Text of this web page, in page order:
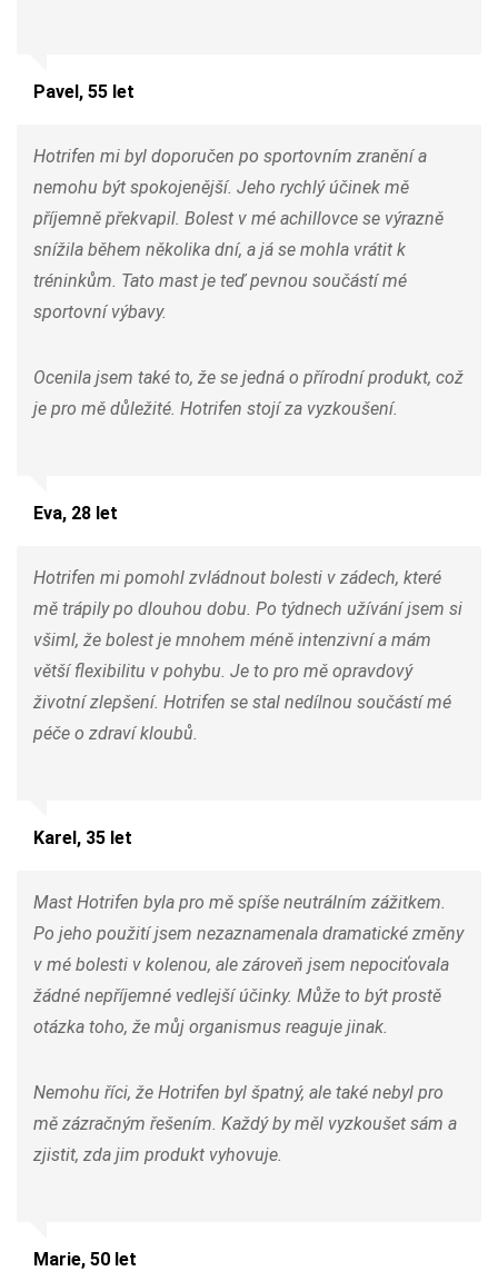
Pavel, 55 let
Hotrifen mi byl doporučen po sportovním zranění a
nemohu být spokojenější. Jeho rychlý účinek mě
příjemně překvapil. Bolest v mé achillovce se výrazně
snížila během několika dní, a já se mohla vrátit k
tréninkům. Tato mast je teď pevnou součástí mé
sportovní výbavy.
Ocenila jsem také to, že se jedná o přírodní produkt, což
je pro mě důležité. Hotrifen stojí za vyzkoušení.
Eva, 28 let
Hotrifen mi pomohl zvládnout bolesti v zádech, které
mě trápily po dlouhou dobu. Po týdnech užívání jsem si
všiml, že bolest je mnohem méně intenzivní a mám
větší flexibilitu v pohybu. Je to pro mě opravdový
životní zlepšení. Hotrifen se stal nedílnou součástí mé
péče o zdraví kloubů.
Karel, 35 let
Mast Hotrifen byla pro mě spíše neutrálním zážitkem.
Po jeho použití jsem nezaznamenala dramatické změny
v mé bolesti v kolenou, ale zároveň jsem nepociťovala
žádné nepříjemné vedlejší účinky. Může to být prostě
otázka toho, že můj organismus reaguje jinak.
Nemohu říci, že Hotrifen byl špatný, ale také nebyl pro
mě zázračným řešením. Každý by měl vyzkoušet sám a
zjistit, zda jim produkt vyhovuje.
Marie, 50 let